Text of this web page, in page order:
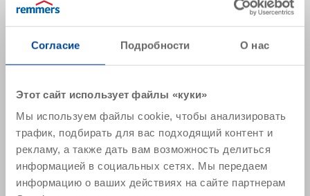
Согласие Подробности О нас
Этот сайт использует файлы «куки»
Мы используем файлы cookie, чтобы анализировать
трафик, подбирать для вас подходящий контент и
рекламу, а также дать вам возможность делиться
информацией в социальных сетях. Мы передаем
информацию о ваших действиях на сайте партнерам
223028, Минская обл.,
Минский р-н, Ждановичский с/с, а/г Ждановичи, ул.
Звездная 19А-9 (пом.9-34)
Рассчитать маршрут
info@remmers.by
Отдел продаж
+375 (017) 388 44 41